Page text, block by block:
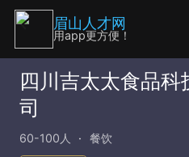
四川吉太太食品科
司
60-100人 餐饮
眉山人才网
用app更方便！